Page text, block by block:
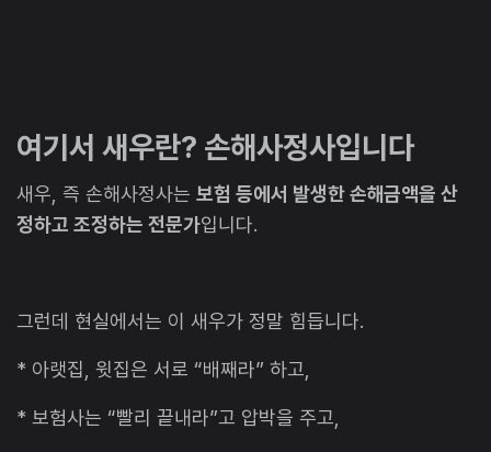
여기서 새우란? 손해사정사입니다
새우, 즉 손해사정사는 보험 등에서 발생한 손해금액을 산
정하고 조정하는 전문가입니다.
그런데 현실에서는 이 새우가 정말 힘듭니다.
* 아랫집, 윗집은 서로 “배째라” 하고,
* 보험사는 “빨리 끝내라”고 압박을 주고,